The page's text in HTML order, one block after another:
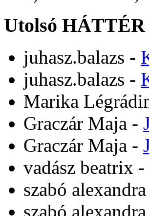
Utolsó HÁTTÉR
juhasz.balazs -
juhasz.balazs -
Marika
Graczár Maja -
Graczár Maja -
vadász beatrix -
szabó alexandra
szabó alexandra